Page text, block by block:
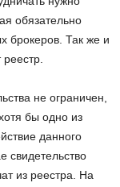
обязательно
брокеров. Так же и
не ограничен,
бы одно из
данного
свидетельство
из реестра. На